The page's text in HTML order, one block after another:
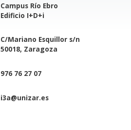
Campus Río Ebro
Edificio I+D+i
C/Mariano Esquillor s/n
50018, Zaragoza
976 76 27 07
i3a@unizar.es